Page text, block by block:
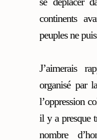
continents
peuples ne
J’aimerais
organisé par
l’oppression
il y a presque
nombre